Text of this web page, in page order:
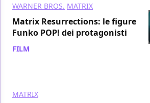
WARNER BROS. MATRIX
Matrix Resurrections: le figure
Funko POP! dei protagonisti
FILM
MATRIX